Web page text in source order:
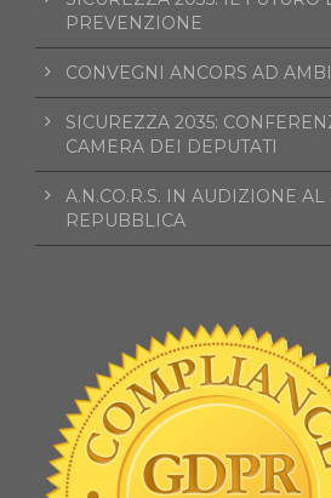
PREVENZIONE
CONVEGNI ANCORS AD
SICUREZZA 2035:
CAMERA DEI DEPUTATI
A.N.CO.R.S. IN AUDIZIONE
REPUBBLICA